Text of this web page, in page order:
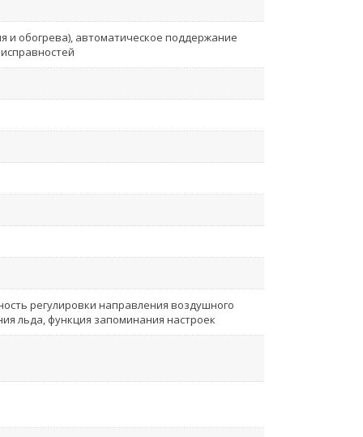
и обогрева), автоматическое поддержание
регулировки направления воздушного
льда, функция запоминания настроек